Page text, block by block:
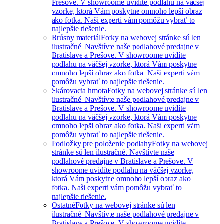
Prešove. V showroome uvidíte podlahu na väčšej
vzorke, ktorá Vám poskytne omnoho lepší obraz
ako fotka. Naši experti vám pomôžu vybrať to
najlepšie riešenie.
Brúsny materiálFotky na webovej stránke sú len
ilustračné. Navštívte naše podlahové predajne v
Bratislave a Prešove. V showroome uvidíte
podlahu na väčšej vzorke, ktorá Vám poskytne
omnoho lepší obraz ako fotka. Naši experti vám
pomôžu vybrať to najlepšie riešenie.
Škárovacia hmotaFotky na webovej stránke sú len
ilustračné. Navštívte naše podlahové predajne v
Bratislave a Prešove. V showroome uvidíte
podlahu na väčšej vzorke, ktorá Vám poskytne
omnoho lepší obraz ako fotka. Naši experti vám
pomôžu vybrať to najlepšie riešenie.
Podložky pre položenie podlahyFotky na webovej
stránke sú len ilustračné. Navštívte naše
podlahové predajne v Bratislave a Prešove. V
showroome uvidíte podlahu na väčšej vzorke,
ktorá Vám poskytne omnoho lepší obraz ako
fotka. Naši experti vám pomôžu vybrať to
najlepšie riešenie.
OstatnéFotky na webovej stránke sú len
ilustračné. Navštívte naše podlahové predajne v